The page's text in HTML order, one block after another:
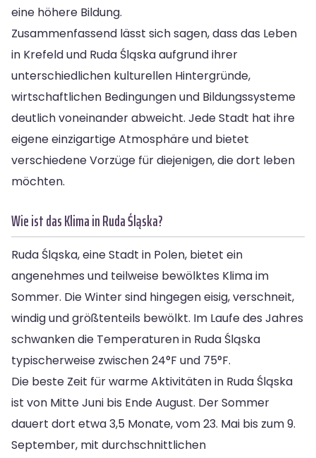
eine höhere Bildung.
Zusammenfassend lässt sich sagen, dass das Leben
in Krefeld und Ruda Śląska aufgrund ihrer
unterschiedlichen kulturellen Hintergründe,
wirtschaftlichen Bedingungen und Bildungssysteme
deutlich voneinander abweicht. Jede Stadt hat ihre
eigene einzigartige Atmosphäre und bietet
verschiedene Vorzüge für diejenigen, die dort leben
möchten.
Wie ist das Klima in Ruda Śląska?
Ruda Śląska, eine Stadt in Polen, bietet ein
angenehmes und teilweise bewölktes Klima im
Sommer. Die Winter sind hingegen eisig, verschneit,
windig und größtenteils bewölkt. Im Laufe des Jahres
schwanken die Temperaturen in Ruda Śląska
typischerweise zwischen 24°F und 75°F.
Die beste Zeit für warme Aktivitäten in Ruda Śląska
ist von Mitte Juni bis Ende August. Der Sommer
dauert dort etwa 3,5 Monate, vom 23. Mai bis zum 9.
September, mit durchschnittlichen